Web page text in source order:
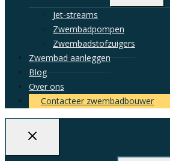
menu
Jet-streams
Zwembadpompen
Zwembadstofzuigers
Zwembad aanleggen
Blog
Over ons
Contacteer zwembadbouwer